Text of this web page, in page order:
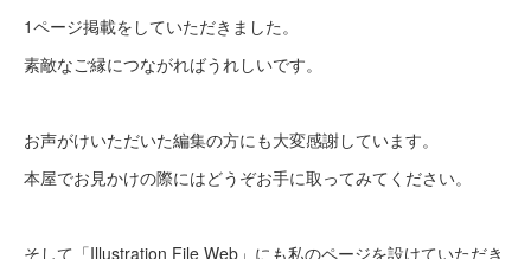
1ページ掲載をしていただきました。
素敵なご縁につながればうれしいです。
お声がけいただいた編集の方にも大変感謝しています。
本屋でお見かけの際にはどうぞお手に取ってみてください。
そして「Illustration File Web」にも私のページを設けていただき